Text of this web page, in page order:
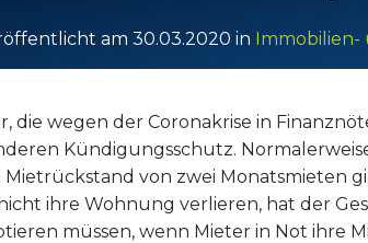
am 30.03.2020 in Immobilien-
die wegen der Coronakrise in
Kündigungsschutz.
Mietrückstand von zwei Monatsmieten
ihre Wohnung verlieren, hat der
müssen, wenn Mieter in Not ihre